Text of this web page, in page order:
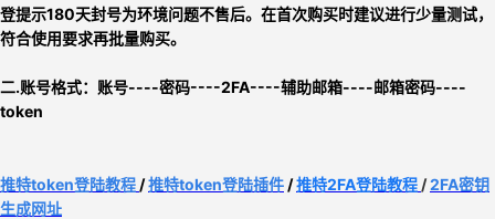
登提示180天封号为环境问题不售后。 在首次购买时建议进行少量测试，
符合使用要求再批量购买。
二.账号格式： 账号----密码----2FA----辅助邮箱----邮箱密码----
token
推特token登陆教程 /推特token登陆插件 /推特2FA登陆教程 /2FA密钥
生成网址